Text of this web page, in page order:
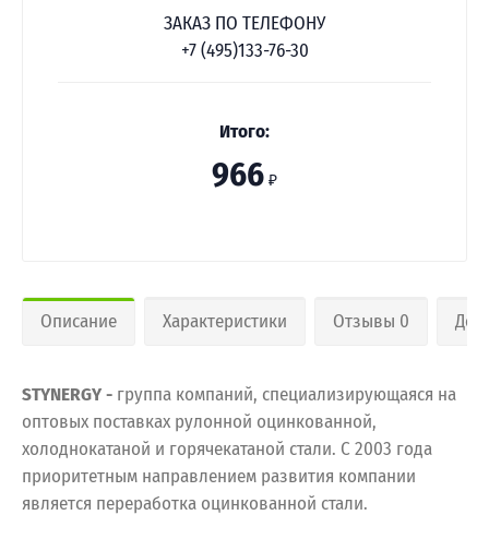
ЗАКАЗ ПО ТЕЛЕФОНУ
+7 (495)133-76-30
Итого:
966 ₽
Описание Характеристики Отзывы 0
STYNERGY - группа компаний, специализирующаяся на
оптовых поставках рулонной оцинкованной,
холоднокатаной и горячекатаной стали. С 2003 года
приоритетным направлением развития компании
является переработка оцинкованной стали.